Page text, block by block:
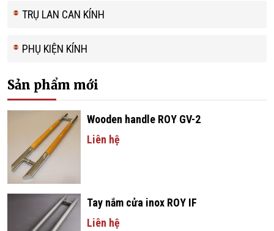
TRỤ LAN CAN KÍNH
PHỤ KIỆN KÍNH
Sản phẩm mới
Wooden handle ROY GV-2
Liên hệ
Tay nắm cửa inox ROY IF
Liên hệ